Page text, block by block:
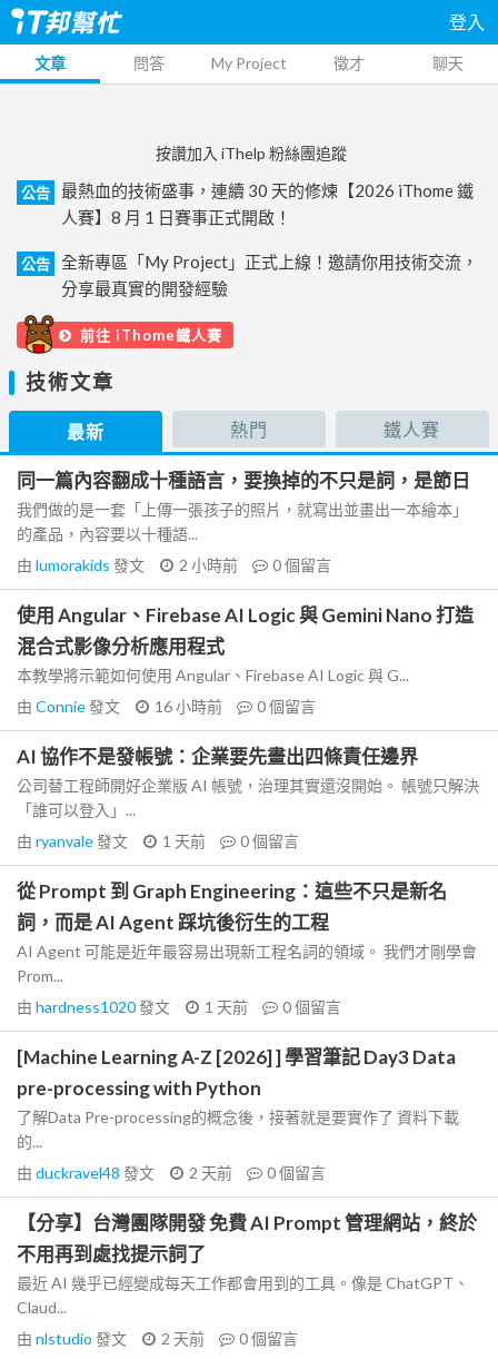
登入
文章 問答 My Project 徵才 聊天
按讚加入 iThelp 粉絲團追蹤
公告
最熱血的技術盛事，連續 30 天的修煉【2026 iThome 鐵
人賽】8 月 1 日賽事正式開啟！
公告
全新專區「My Project」正式上線！邀請你用技術交流，
分享最真實的開發經驗
前往 iThome鐵人賽
技術文章
最新 熱門 鐵人賽
同一篇內容翻成十種語言，要換掉的不只是詞，是節日
我們做的是一套「上傳一張孩子的照片，就寫出並畫出一本繪本」
的產品，內容要以十種語...
由 lumorakids 發文 2 小時前 0個留言
使用 Angular、Firebase AI Logic 與 Gemini Nano 打造
混合式影像分析應用程式
本教學將示範如何使用 Angular、Firebase AI Logic 與 G...
由 Connie發文 16 小時前 0個留言
AI 協作不是發帳號：企業要先畫出四條責任邊界
公司替工程師開好企業版 AI 帳號，治理其實還沒開始。 帳號只解決
「誰可以登入」...
由 ryanvale發文 1 天前 0個留言
從 Prompt 到 Graph Engineering：這些不只是新名
詞，而是 AI Agent 踩坑後衍生的工程
AI Agent 可能是近年最容易出現新工程名詞的領域。 我們才剛學會
Prom...
由 hardness1020發文 1 天前 0個留言
[Machine Learning A-Z [2026] ] 學習筆記 Day3 Data
pre-processing with Python
了解Data Pre-processing的概念後，接著就是要實作了 資料下載
的...
由 duckravel48 發文 2 天前 0個留言
【分享】台灣團隊開發 免費 AI Prompt 管理網站，終於
不用再到處找提示詞了
最近 AI 幾乎已經變成每天工作都會用到的工具。像是 ChatGPT、
Claud...
由 nlstudio 發文 2 天前 0個留言